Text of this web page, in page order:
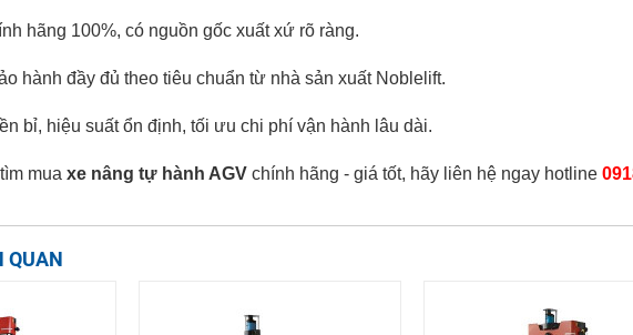
hãng 100%, có nguồn gốc xuất xứ rõ ràng.
hành đầy đủ theo tiêu chuẩn từ nhà sản xuất Noblelift.
bỉ, hiệu suất ổn định, tối ưu chi phí vận hành lâu dài.
mua xe nâng tự hành AGV chính hãng - giá tốt, hãy liên hệ ngay hotline
QUAN